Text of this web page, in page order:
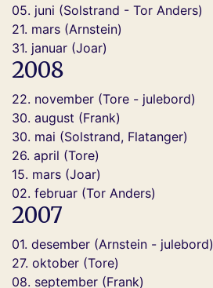
05. juni (Solstrand - Tor Anders)
21. mars (Arnstein)
31. januar (Joar)
2008
22. november (Tore - julebord)
30. august (Frank)
30. mai (Solstrand, Flatanger)
26. april (Tore)
15. mars (Joar)
02. februar (Tor Anders)
2007
01. desember (Arnstein - julebord)
27. oktober (Tore)
08. september (Frank)